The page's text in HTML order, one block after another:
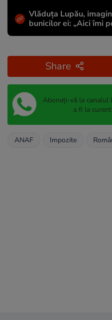
Vlăduța Lupău,
bunicilor ei: „Aici îmi
Share
Abonați-vă la canalul
a fi la
ANAF Impozite